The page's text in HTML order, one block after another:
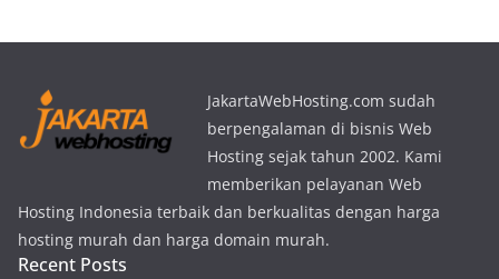
JakartaWebHosting.com sudah
berpengalaman di bisnis Web
Hosting sejak tahun 2002. Kami
memberikan pelayanan Web
Hosting Indonesia terbaik dan berkualitas dengan harga
hosting murah dan harga domain murah.
Recent Posts